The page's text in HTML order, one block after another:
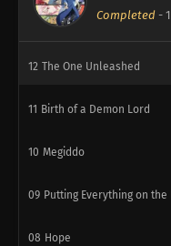
Completed -
12 The One Unleashed
11 Birth of a Demon Lord
10 Megiddo
09 Putting Everything on the
08 Hope